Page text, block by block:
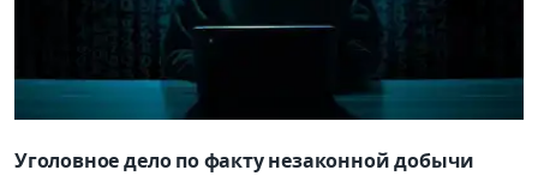
Уголовное дело по факту незаконной добычи